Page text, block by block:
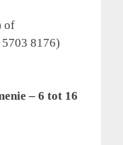
of
8176)
– 6 tot 16